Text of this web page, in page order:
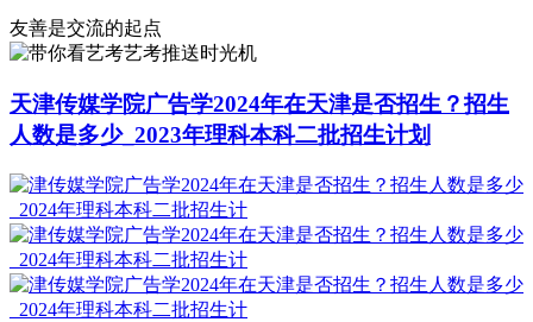
友善是交流的起点
艺考推送时光机
天津传媒学院广告学2024年在天津是否招生？招生
人数是多少_2023年理科本科二批招生计划